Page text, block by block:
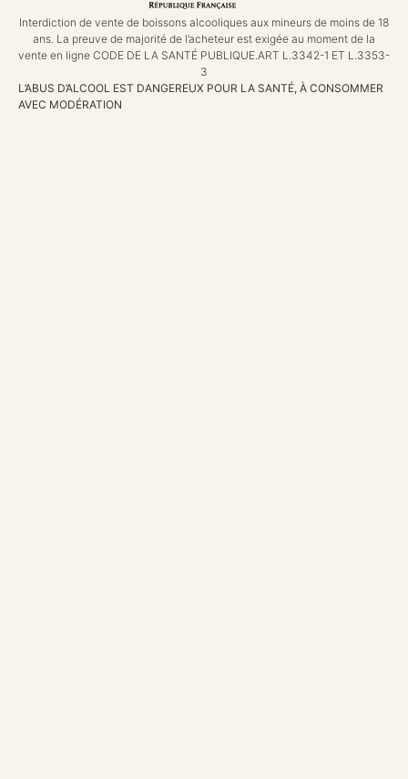
Interdiction de vente de boissons alcooliques aux mineurs de moins de 18
ans. La preuve de majorité de l’acheteur est exigée au moment de la
vente en ligne CODE DE LA SANTÉ PUBLIQUE.ART L.3342-1 ET L.3353-
3
L’ABUS D’ALCOOL EST DANGEREUX POUR LA SANTÉ, À CONSOMMER
AVEC MODÉRATION